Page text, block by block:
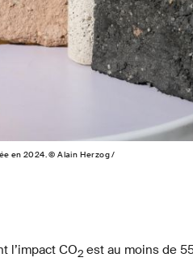
en 2024. © Alain Herzog /
l’impact CO2est au moins de